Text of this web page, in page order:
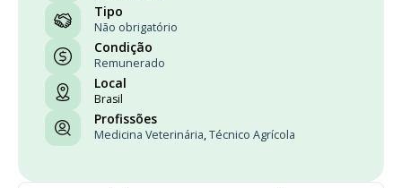
Tipo
Não obrigatório
Condição
Remunerado
Local
Brasil
Profissões
Medicina Veterinária,Técnico Agrícola